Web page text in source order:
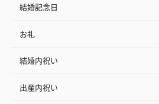
結婚記念日
お礼
結婚内祝い
出産内祝い